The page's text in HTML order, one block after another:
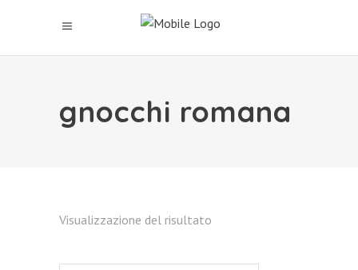
gnocchi romana
Visualizzazione del risultato